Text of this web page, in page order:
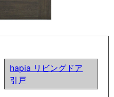
hapia リビングドア
引戸